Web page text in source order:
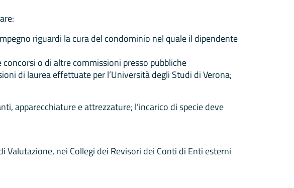
riguardi la cura del condominio nel quale il dipendente
o di altre commissioni presso pubbliche
di laurea effettuate per l’Università degli Studi di Verona;
apparecchiature e attrezzature; l’incarico di specie deve
nei Collegi dei Revisori dei Conti di Enti esterni